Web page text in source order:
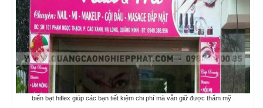
biển bạt hiflex giúp các bạn tiết kiệm chi phí mà vẫn giữ được thẩm mỹ .